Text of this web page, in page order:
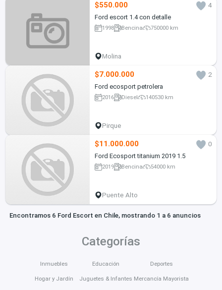
$550.000
4
Ford escort 1.4 con detalle
1998 Bencina 750000 km
Molina
$7.000.000
2
Ford ecosport petrolera
2016 Diesel 140530 km
Pirque
$11.000.000
0
Ford Ecosport titanium 2019 1.5
2019 Bencina 54000 km
Puente Alto
Encontramos 6 Ford Escort en Chile, mostrando 1 a 6 anuncios
Categorías
Inmuebles
Hogar y Jardín
Educación
Juguetes & Infantes
Deportes
Mercancía Mayorista